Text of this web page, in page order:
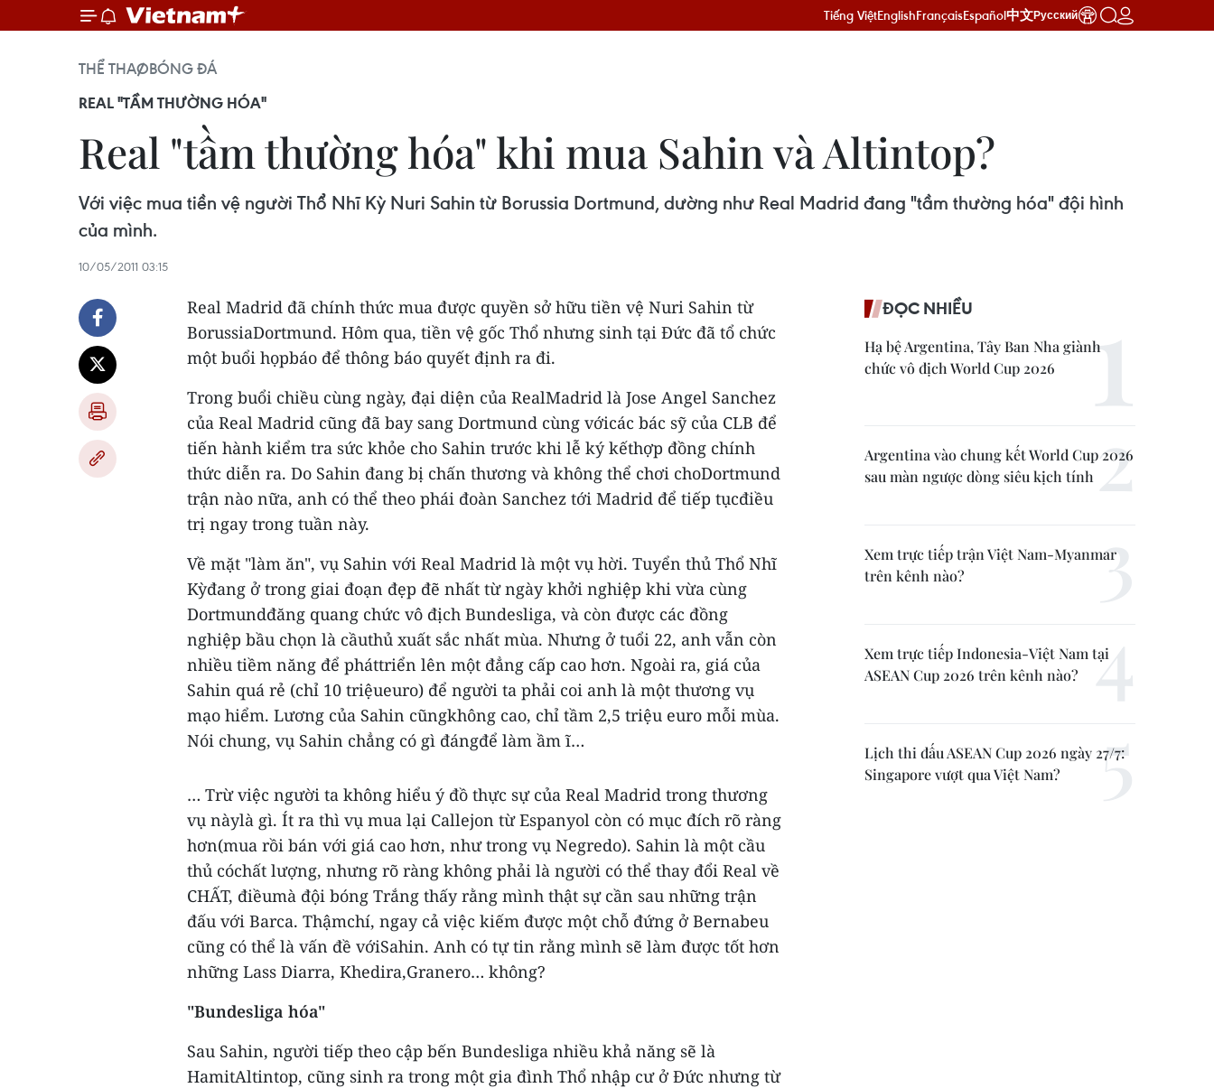
Tiếng ViệtEnglishFrançaisEspañol中文Русский
THỂ THAOBÓNG ĐÁ
REAL "TẦM THƯỜNG HÓA"
Real "tầm thường hóa" khi mua Sahin và Altintop?
Với việc mua tiền vệ người Thổ Nhĩ Kỳ Nuri Sahin từ Borussia Dortmund, dường như Real Madrid đang "tầm thường hóa" đội hình
của mình.
10/05/2011 03:15
Real Madrid đã chính thức mua được quyền sở hữu tiền vệ Nuri Sahin từ
BorussiaDortmund. Hôm qua, tiền vệ gốc Thổ nhưng sinh tại Đức đã tổ chức
một buổi họpbáo để thông báo quyết định ra đi.
Trong buổi chiều cùng ngày, đại diện của RealMadrid là Jose Angel Sanchez
của Real Madrid cũng đã bay sang Dortmund cùng vớicác bác sỹ của CLB để
tiến hành kiểm tra sức khỏe cho Sahin trước khi lễ ký kếthợp đồng chính
thức diễn ra. Do Sahin đang bị chấn thương và không thể chơi choDortmund
trận nào nữa, anh có thể theo phái đoàn Sanchez tới Madrid để tiếp tụcđiều
trị ngay trong tuần này.
Về mặt "làm ăn", vụ Sahin với Real Madrid là một vụ hời. Tuyển thủ Thổ Nhĩ
Kỳđang ở trong giai đoạn đẹp đẽ nhất từ ngày khởi nghiệp khi vừa cùng
Dortmundđăng quang chức vô địch Bundesliga, và còn được các đồng
nghiệp bầu chọn là cầuthủ xuất sắc nhất mùa. Nhưng ở tuổi 22, anh vẫn còn
nhiều tiềm năng để pháttriển lên một đẳng cấp cao hơn. Ngoài ra, giá của
Sahin quá rẻ (chỉ 10 triệueuro) để người ta phải coi anh là một thương vụ
mạo hiểm. Lương của Sahin cũngkhông cao, chỉ tầm 2,5 triệu euro mỗi mùa.
Nói chung, vụ Sahin chẳng có gì đángđể làm ầm ĩ…
… Trừ việc người ta không hiểu ý đồ thực sự của Real Madrid trong thương
vụ nàylà gì. Ít ra thì vụ mua lại Callejon từ Espanyol còn có mục đích rõ ràng
hơn(mua rồi bán với giá cao hơn, như trong vụ Negredo). Sahin là một cầu
thủ cóchất lượng, nhưng rõ ràng không phải là người có thể thay đổi Real về
CHẤT, điềumà đội bóng Trắng thấy rằng mình thật sự cần sau những trận
đấu với Barca. Thậmchí, ngay cả việc kiếm được một chỗ đứng ở Bernabeu
cũng có thể là vấn đề vớiSahin. Anh có tự tin rằng mình sẽ làm được tốt hơn
những Lass Diarra, Khedira,Granero… không?
"Bundesliga hóa"
Sau Sahin, người tiếp theo cập bến Bundesliga nhiều khả năng sẽ là
HamitAltintop, cũng sinh ra trong một gia đình Thổ nhập cư ở Đức nhưng từ
ĐỌC NHIỀU
Hạ bệ Argentina, Tây Ban Nha giành
chức vô địch World Cup 2026
Argentina vào chung kết World Cup 2026
sau màn ngược dòng siêu kịch tính
Xem trực tiếp trận Việt Nam-Myanmar
trên kênh nào?
Xem trực tiếp Indonesia-Việt Nam tại
ASEAN Cup 2026 trên kênh nào?
Lịch thi đấu ASEAN Cup 2026 ngày 27/7:
Singapore vượt qua Việt Nam?